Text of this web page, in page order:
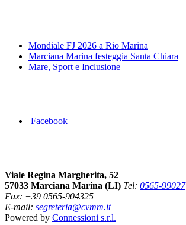
Mondiale FJ 2026 a Rio Marina
Marciana Marina festeggia Santa Chiara
Mare, Sport e Inclusione
Facebook
Viale Regina Margherita, 52
57033 Marciana Marina (LI) Tel: 0565-99027
Fax: +39 0565-904325
E-mail: segreteria@cvmm.it
Powered by Connessioni s.r.l.